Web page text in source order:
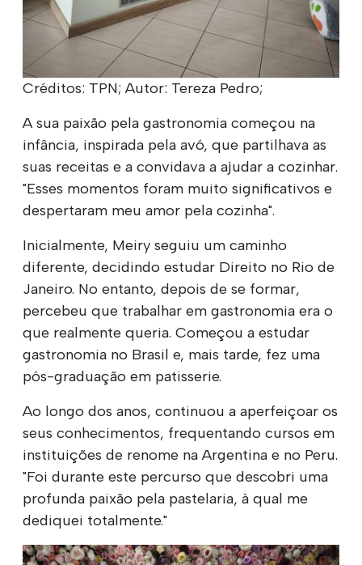
Créditos: TPN; Autor: Tereza Pedro;
A sua paixão pela gastronomia começou na
infância, inspirada pela avó, que partilhava as
suas receitas e a convidava a ajudar a cozinhar.
"Esses momentos foram muito significativos e
despertaram meu amor pela cozinha".
Inicialmente, Meiry seguiu um caminho
diferente, decidindo estudar Direito no Rio de
Janeiro. No entanto, depois de se formar,
percebeu que trabalhar em gastronomia era o
que realmente queria. Começou a estudar
gastronomia no Brasil e, mais tarde, fez uma
pós-graduação em patisserie.
Ao longo dos anos, continuou a aperfeiçoar os
seus conhecimentos, frequentando cursos em
instituições de renome na Argentina e no Peru.
"Foi durante este percurso que descobri uma
profunda paixão pela pastelaria, à qual me
dediquei totalmente."